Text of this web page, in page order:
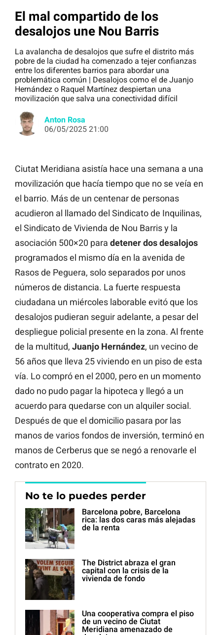
El mal compartido de los
desalojos une Nou Barris
La avalancha de desalojos que sufre el distrito más
pobre de la ciudad ha comenzado a tejer confianzas
entre los diferentes barrios para abordar una
problemática común | Desalojos como el de Juanjo
Hernández o Raquel Martínez despiertan una
movilización que salva una conectividad difícil
Anton Rosa
06/05/2025 21:00
Ciutat Meridiana asistía hace una semana a una
movilización que hacía tiempo que no se veía en
el barrio. Más de un centenar de personas
acudieron al llamado del Sindicato de Inquilinas,
el Sindicato de Vivienda de Nou Barris y la
asociación 500×20 para detener dos desalojos
programados el mismo día en la avenida de
Rasos de Peguera, solo separados por unos
números de distancia. La fuerte respuesta
ciudadana un miércoles laborable evitó que los
desalojos pudieran seguir adelante, a pesar del
despliegue policial presente en la zona. Al frente
de la multitud, Juanjo Hernández, un vecino de
56 años que lleva 25 viviendo en un piso de esta
vía. Lo compró en el 2000, pero en un momento
dado no pudo pagar la hipoteca y llegó a un
acuerdo para quedarse con un alquiler social.
Después de que el domicilio pasara por las
manos de varios fondos de inversión, terminó en
manos de Cerberus que se negó a renovarle el
contrato en 2020.
No te lo puedes perder
Barcelona pobre, Barcelona
rica: las dos caras más alejadas
de la renta
The District abraza el gran
capital con la crisis de la
vivienda de fondo
Una cooperativa compra el piso
de un vecino de Ciutat
Meridiana amenazado de